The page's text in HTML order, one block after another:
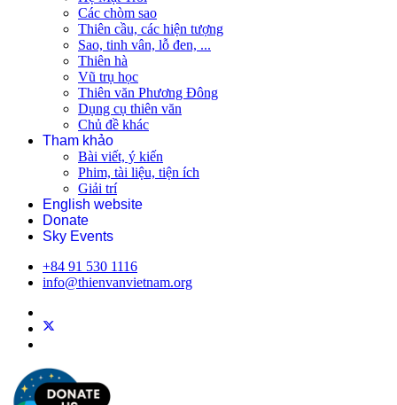
Các chòm sao
Thiên cầu, các hiện tượng
Sao, tinh vân, lỗ đen, ...
Thiên hà
Vũ trụ học
Thiên văn Phương Đông
Dụng cụ thiên văn
Chủ đề khác
Tham khảo
Bài viết, ý kiến
Phim, tài liệu, tiện ích
Giải trí
English website
Donate
Sky Events
+84 91 530 1116
info@thienvanvietnam.org